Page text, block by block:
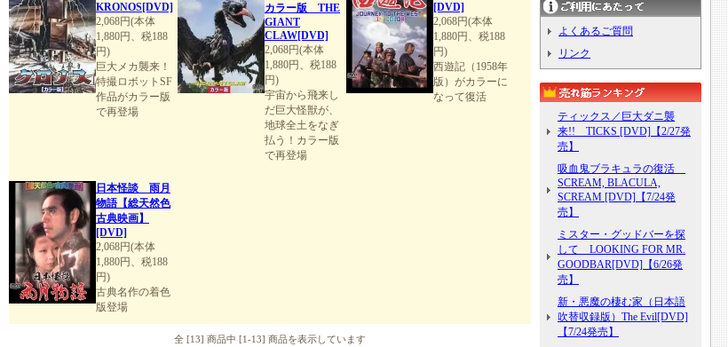
KRONOS[DVD]
2,068円(本体
1,880円、税188
円)
巨大メカ襲来！
特撮ロボットSF
作品がカラー版
で再登場
カラー版 THE
GIANT
CLAW[DVD]
2,068円(本体
1,880円、税188
円)
宇宙から飛来し
だ巨大怪獣が、
地球全土をなぎ
払う！カラー版
で再登場
[DVD]
2,068円(本体
1,880円、税188
円)
西遊記（1958年
版）がカラーに
なって復活
日本怪談 雨月
物語【総天然色
古典映画】
[DVD]
2,068円(本体
1,880円、税188
円)
古典名作の着色
版登場
全 [13] 商品中 [1-13] 商品を表示しています
よくあるご質問
リンク
ティックス／巨大ダニ襲
来!! TICKS [DVD]【2/27発
売】
吸血鬼ブラキュラの復活
SCREAM, BLACULA,
SCREAM [DVD]【7/24発
売】
ミスター・グッドバーを探
して LOOKING FOR MR.
GOODBAR[DVD]【6/26発
売】
新・悪魔の棲む家（日本語
吹替収録版）The Evil[DVD]
【7/24発売】